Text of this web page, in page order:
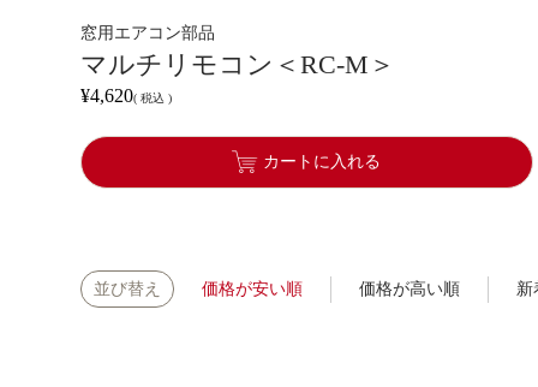
窓用エアコン部品
マルチリモコン＜RC-M＞
¥4,620 税込
カートに入れる
並び替え 価格が安い順 価格が高い順 新